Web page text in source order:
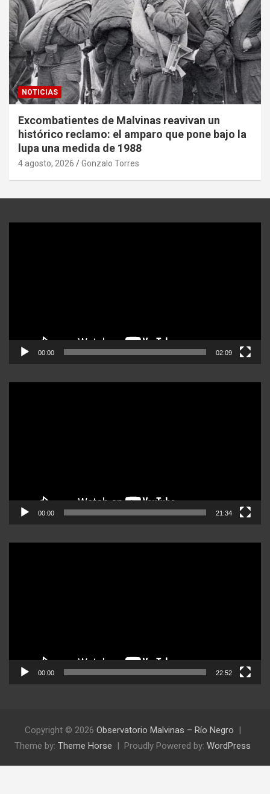
NOTICIAS
Excombatientes de Malvinas reavivan un
histórico reclamo: el amparo que pone bajo la
lupa una medida de 1988
4 agosto, 2026 Gonzalo Torres
00:00 02:09
00:00 21:34
00:00 22:52
Copyright © 2026 Observatorio Malvinas – Río Negro
Theme by: Theme Horse Proudly Powered by: WordPress